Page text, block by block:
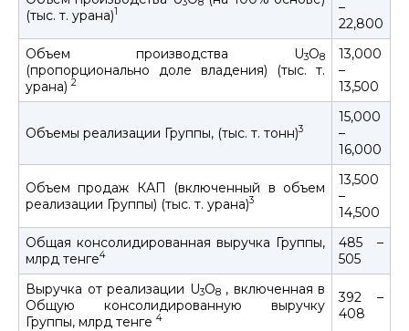
3 8
(тыс. т. урана)1
–
22,800
Объем производства U3O8
(пропорционально доле владения) (тыс. т.
урана) 2
13,000
–
13,500
Объемы реализации Группы, (тыс. т. тонн)3
15,000
–
16,000
Объем продаж КАП (включенный в объем
реализации Группы) (тыс. т. урана)3
13,500
–
14,500
Общая консолидированная выручка Группы,
млрд тенге4
485 –
505
Выручка от реализации U3O8, включенная в
Общую консолидированную выручку
Группы, млрд тенге 4
392 –
408